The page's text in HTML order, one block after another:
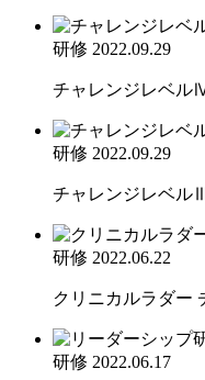
研修 2022.09.29
チャレンジレベル
研修 2022.09.29
チャレンジレベル
研修 2022.06.22
クリニカルラダー
研修 2022.06.17